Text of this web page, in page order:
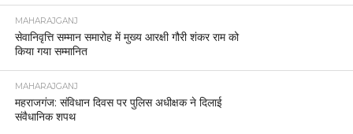
MAHARAJGANJ
सेवानिवृत्ति सम्मान समारोह में मुख्य आरक्षी गौरी शंकर राम को
किया गया सम्मानित
MAHARAJGANJ
महराजगंज: संविधान दिवस पर पुलिस अधीक्षक ने दिलाई
संवैधानिक शपथ